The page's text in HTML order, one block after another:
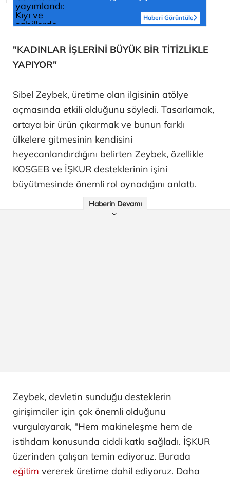
Haberi Görüntüle
"KADINLAR İŞLERİNİ BÜYÜK BİR TİTİZLİKLE
YAPIYOR"
Sibel Zeybek, üretime olan ilgisinin atölye
açmasında etkili olduğunu söyledi. Tasarlamak,
ortaya bir ürün çıkarmak ve bunun farklı
ülkelere gitmesinin kendisini
heyecanlandırdığını belirten Zeybek, özellikle
KOSGEB ve İŞKUR desteklerinin işini
büyütmesinde önemli rol oynadığını anlattı.
Haberin Devamı
Zeybek, devletin sunduğu desteklerin
girişimciler için çok önemli olduğunu
vurgulayarak, "Hem makineleşme hem de
istihdam konusunda ciddi katkı sağladı. İŞKUR
üzerinden çalışan temin ediyoruz. Burada
eğitim vererek üretime dahil ediyoruz. Daha